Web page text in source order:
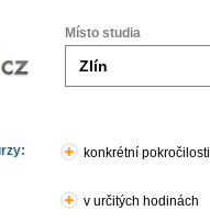
Místo studia
konkrétní pokročilosti
v určitých hodinách